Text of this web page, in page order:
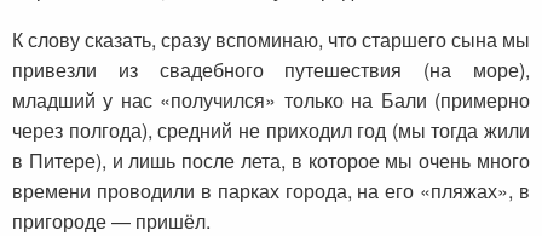
К слову сказать, сразу вспоминаю, что старшего сына мы
привезли из свадебного путешествия (на море),
младший у нас «получился» только на Бали (примерно
через полгода), средний не приходил год (мы тогда жили
в Питере), и лишь после лета, в которое мы очень много
времени проводили в парках города, на его «пляжах», в
пригороде — пришёл.